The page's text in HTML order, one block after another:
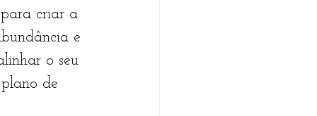
para criar a
e
o seu
de